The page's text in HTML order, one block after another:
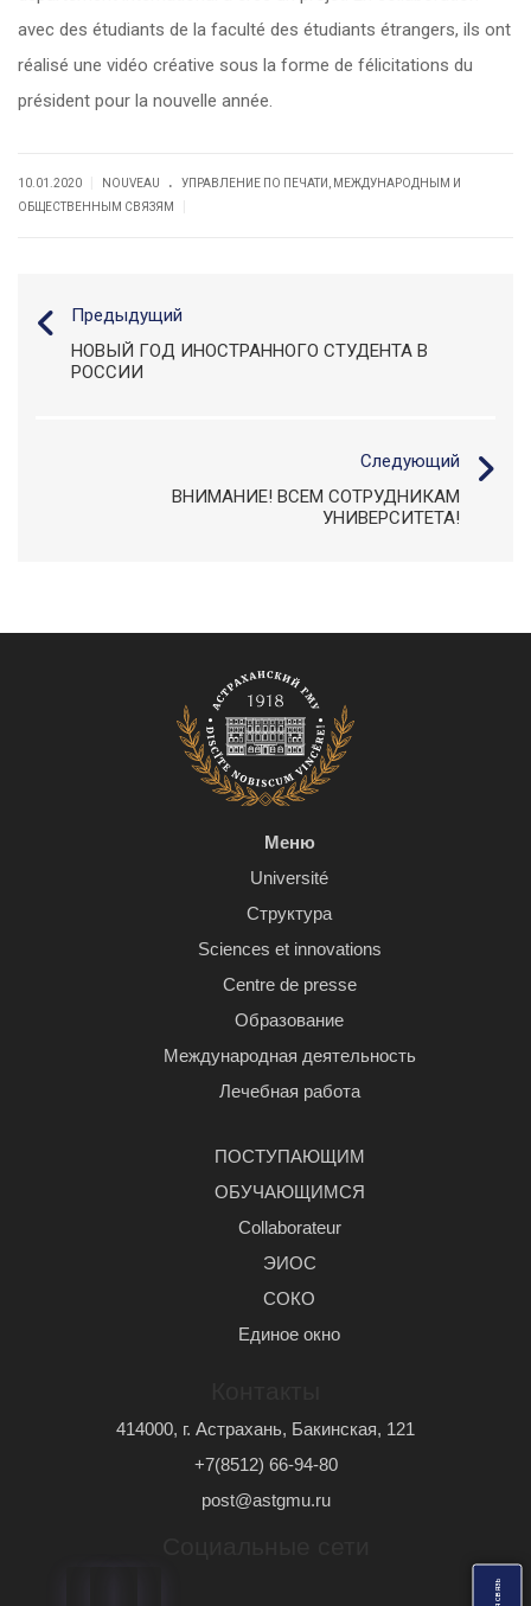
ь
avec des étudiants de la faculté des étudiants étrangers, ils ont
réalisé une vidéo créative sous la forme de félicitations du
président pour la nouvelle année.
10.01.2020 NOUVEAU .
УПРАВЛЕНИЕ ПО ПЕЧАТИ, МЕЖДУНАРОДНЫМ И
ОБЩЕСТВЕННЫМ СВЯЗЯМ
Предыдущий
НОВЫЙ ГОД ИНОСТРАННОГО СТУДЕНТА В
РОССИИ
Следующий
ВНИМАНИЕ! ВСЕМ СОТРУДНИКАМ
УНИВЕРСИТЕТА!
Меню
Université
Структура
Sciences et innovations
Centre de presse
Образование
Международная деятельность
Лечебная работа
ПОСТУПАЮЩИМ
ОБУЧАЮЩИМСЯ
Сollaborateur
ЭИОС
СОКО
Единое окно
414000, г. Астрахань, Бакинская, 121
+7(8512) 66-94-80
post@astgmu.ru